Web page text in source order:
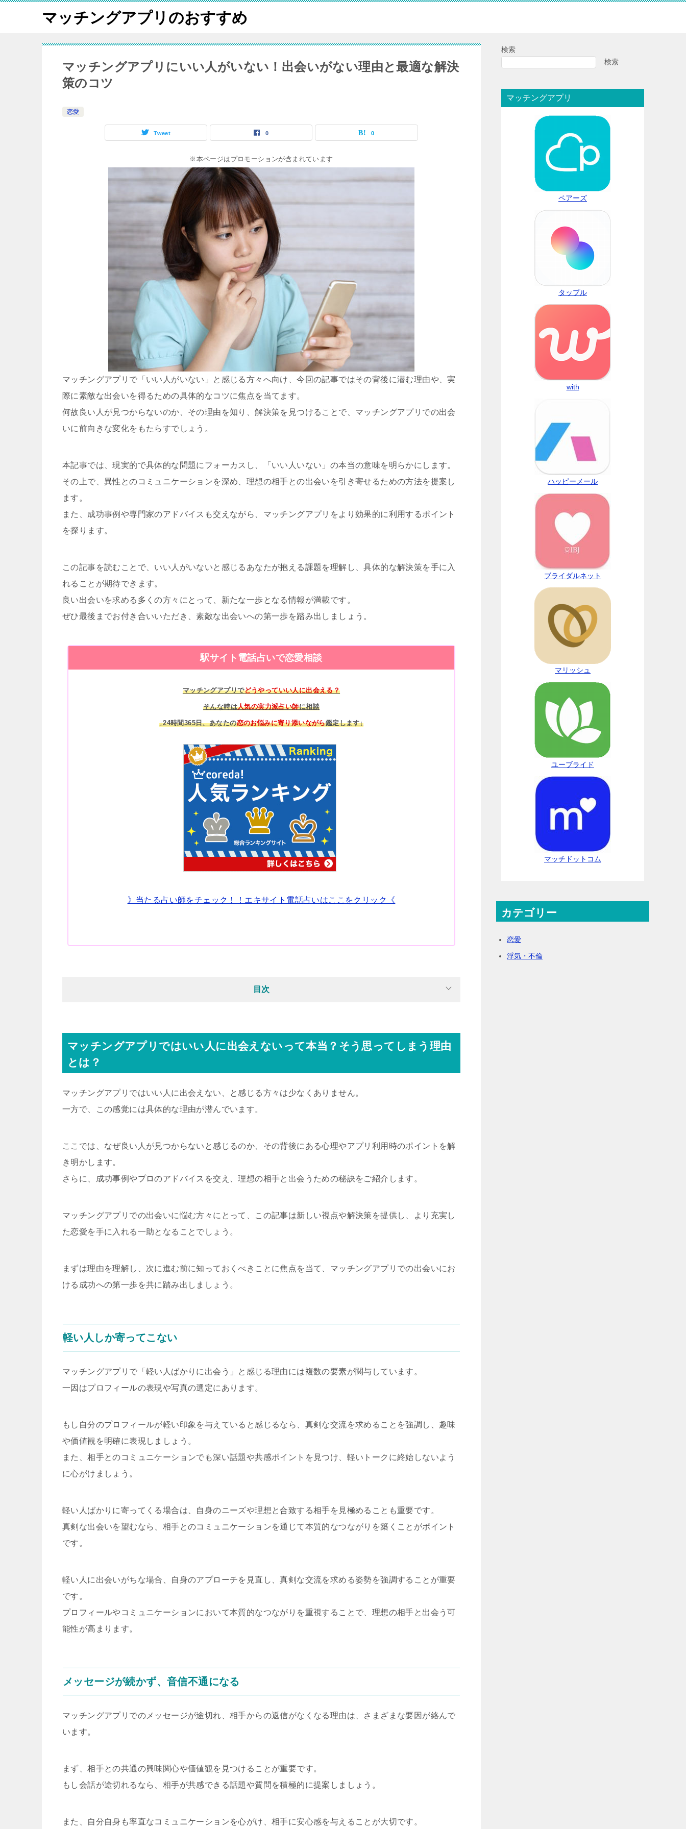
マッチングアプリのおすすめ
マッチングアプリにいい人がいない！出会いがない理由と最適な解決
策のコツ
恋愛
Tweet 0 0
※本ページはプロモーションが含まれています
マッチングアプリで「いい人がいない」と感じる方々へ向け、今回の記事ではその背後に潜む理由や、実
際に素敵な出会いを得るための具体的なコツに焦点を当てます。
何故良い人が見つからないのか、その理由を知り、解決策を見つけることで、マッチングアプリでの出会
いに前向きな変化をもたらすでしょう。
本記事では、現実的で具体的な問題にフォーカスし、「いい人いない」の本当の意味を明らかにします。
その上で、異性とのコミュニケーションを深め、理想の相手との出会いを引き寄せるための方法を提案し
ます。
また、成功事例や専門家のアドバイスも交えながら、マッチングアプリをより効果的に利用するポイント
を探ります。
この記事を読むことで、いい人がいないと感じるあなたが抱える課題を理解し、具体的な解決策を手に入
れることが期待できます。
良い出会いを求める多くの方々にとって、新たな一歩となる情報が満載です。
ぜひ最後までお付き合いいただき、素敵な出会いへの第一歩を踏み出しましょう。
駅サイト電話占いで恋愛相談
マッチングアプリでどうやっていい人に出会える？
そんな時は人気の実力派占い師に相談
↓24時間365日、あなたの恋のお悩みに寄り添いながら鑑定します↓
》当たる占い師をチェック！！エキサイト電話占いはここをクリック《
目次
マッチングアプリではいい人に出会えないって本当？そう思ってしまう理由
とは？
マッチングアプリではいい人に出会えない、と感じる方々は少なくありません。
一方で、この感覚には具体的な理由が潜んでいます。
ここでは、なぜ良い人が見つからないと感じるのか、その背後にある心理やアプリ利用時のポイントを解
き明かします。
さらに、成功事例やプロのアドバイスを交え、理想の相手と出会うための秘訣をご紹介します。
マッチングアプリでの出会いに悩む方々にとって、この記事は新しい視点や解決策を提供し、より充実し
た恋愛を手に入れる一助となることでしょう。
まずは理由を理解し、次に進む前に知っておくべきことに焦点を当て、マッチングアプリでの出会いにお
ける成功への第一歩を共に踏み出しましょう。
軽い人しか寄ってこない
マッチングアプリで「軽い人ばかりに出会う」と感じる理由には複数の要素が関与しています。
一因はプロフィールの表現や写真の選定にあります。
もし自分のプロフィールが軽い印象を与えていると感じるなら、真剣な交流を求めることを強調し、趣味
や価値観を明確に表現しましょう。
また、相手とのコミュニケーションでも深い話題や共感ポイントを見つけ、軽いトークに終始しないよう
に心がけましょう。
軽い人ばかりに寄ってくる場合は、自身のニーズや理想と合致する相手を見極めることも重要です。
真剣な出会いを望むなら、相手とのコミュニケーションを通じて本質的なつながりを築くことがポイント
です。
軽い人に出会いがちな場合、自身のアプローチを見直し、真剣な交流を求める姿勢を強調することが重要
です。
プロフィールやコミュニケーションにおいて本質的なつながりを重視することで、理想の相手と出会う可
能性が高まります。
メッセージが続かず、音信不通になる
マッチングアプリでのメッセージが途切れ、相手からの返信がなくなる理由は、さまざまな要因が絡んで
います。
まず、相手との共通の興味関心や価値観を見つけることが重要です。
もし会話が途切れるなら、相手が共感できる話題や質問を積極的に提案しましょう。
また、自分自身も率直なコミュニケーションを心がけ、相手に安心感を与えることが大切です。
検索
検索
マッチングアプリ
ペアーズ
タップル
with
ハッピーメール
ブライダルネット
マリッシュ
ユーブライド
マッチドットコム
カテゴリー
恋愛
浮気・不倫